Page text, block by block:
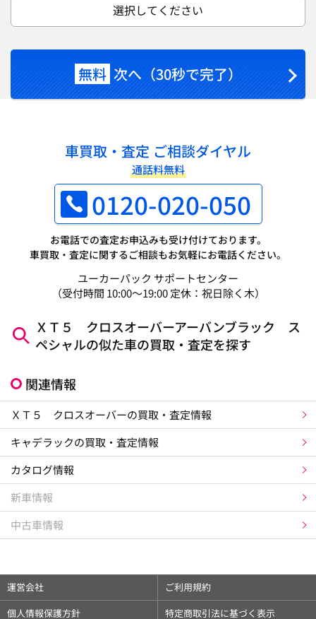
選択してください
無料 次へ（30秒で完了）
車買取・査定 ご相談ダイヤル
通話料無料
0120-020-050
お電話での査定お申込みも受け付けております。
車買取・査定に関するご相談もお気軽にお電話ください。
ユーカーパック サポートセンター
（受付時間 10:00～19:00 定休：祝日除く木）
ＸＴ５ クロスオーバーアーバンブラック ス
ペシャルの似た車の買取・査定を探す
関連情報
ＸＴ５ クロスオーバーの買取・査定情報
キャデラックの買取・査定情報
カタログ情報
新車情報
中古車情報
運営会社
ご利用規約
個人情報保護方針
特定商取引法に基づく表示